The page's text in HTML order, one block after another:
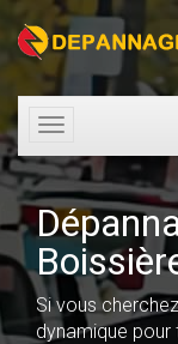
Toggle
navigation
Si vous
dynamique